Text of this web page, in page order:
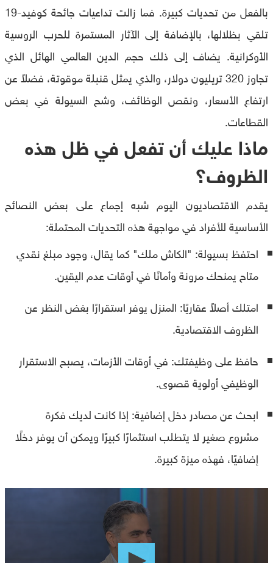
بالفعل من تحديات كبيرة. فما زالت تداعيات جائحة كوفيد-19
تلقي بظلالها، بالإضافة إلى الآثار المستمرة للحرب الروسية
الأوكرانية. يضاف إلى ذلك حجم الدين العالمي الهائل الذي
تجاوز 320 تريليون دولار، والذي يمثل قنبلة موقوتة، فضلاً عن
ارتفاع الأسعار، ونقص الوظائف، وشح السيولة في بعض
القطاعات.
ماذا عليك أن تفعل في ظل هذه
الظروف؟
يقدم الاقتصاديون اليوم شبه إجماع على بعض النصائح
الأساسية للأفراد في مواجهة هذه التحديات المحتملة:
احتفظ بسيولة: "الكاش ملك" كما يقال، وجود مبلغ نقدي
متاح يمنحك مرونة وأمانًا في أوقات عدم اليقين.
امتلك أصلاً عقاريًا: المنزل يوفر استقرارًا بغض النظر عن
الظروف الاقتصادية.
حافظ على وظيفتك: في أوقات الأزمات، يصبح الاستقرار
الوظيفي أولوية قصوى.
ابحث عن مصادر دخل إضافية: إذا كانت لديك فكرة
مشروع صغير لا يتطلب استثمارًا كبيرًا ويمكن أن يوفر دخلًا
إضافيًا، فهذه ميزة كبيرة.